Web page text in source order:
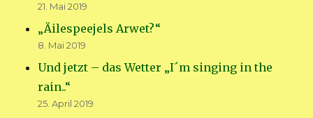
21. Mai 2019
„Äilespeejels Arwet?“
8. Mai 2019
Und jetzt – das Wetter „I´m singing in the
rain..“
25. April 2019